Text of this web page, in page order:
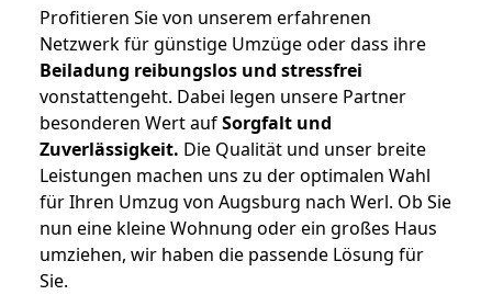
Profitieren Sie von unserem erfahrenen
Netzwerk für günstige Umzüge oder dass ihre
Beiladung reibungslos und stressfrei
vonstattengeht. Dabei legen unsere Partner
besonderen Wert aufSorgfalt und
Zuverlässigkeit. Die Qualität und unser breite
Leistungen machen uns zu der optimalen Wahl
für Ihren Umzug von Augsburg nach Werl. Ob Sie
nun eine kleine Wohnung oder ein großes Haus
umziehen, wir haben die passende Lösung für
Sie.